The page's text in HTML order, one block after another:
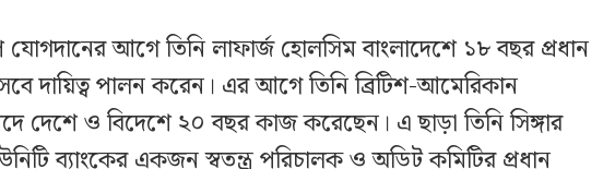
যোগদানের আগে তিনি লাফার্জ হোলসিম বাংলাদেশে ১৮ বছর প্রধান
দায়িত্ব পালন করেন। এর আগে তিনি ব্রিটিশ-আমেরিকান
দেশে ও বিদেশে ২০ বছর কাজ করেছেন। এ ছাড়া তিনি সিঙ্গার
ব্যাংকের একজন স্বতন্ত্র পরিচালক ও অডিট কমিটির প্রধান